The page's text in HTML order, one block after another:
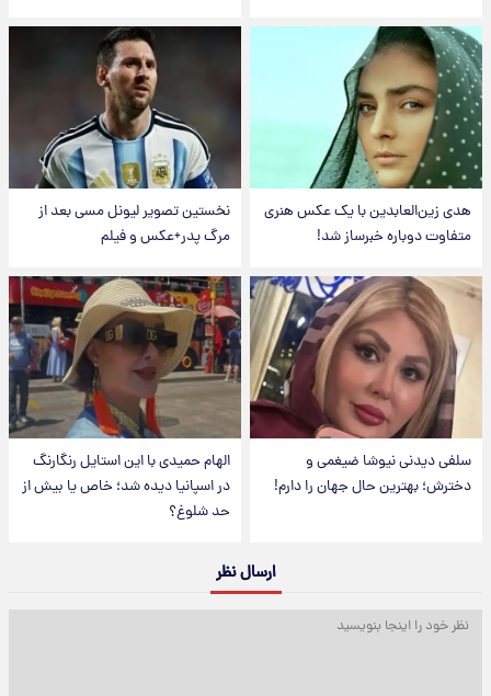
هدی زین‌العابدین با یک عکس هنری
متفاوت دوباره خبرساز شد!
نخستین تصویر لیونل مسی بعد از
مرگ پدر+عکس و فیلم
سلفی دیدنی نیوشا ضیغمی و
دخترش؛ بهترین حال جهان را دارم!
الهام حمیدی با این استایل رنگارنگ
در اسپانیا دیده شد؛ خاص یا بیش از
حد شلوغ؟
ارسال نظر